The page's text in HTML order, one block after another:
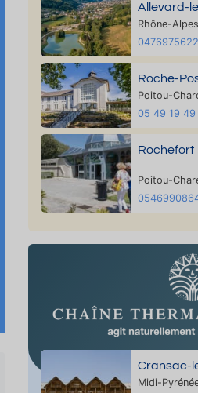
Allevard-
Rhône-Alpes
0476975622
Roche-
Poitou-
05 49 19 49
Rochefort
Poitou-
Cransac-
Midi-